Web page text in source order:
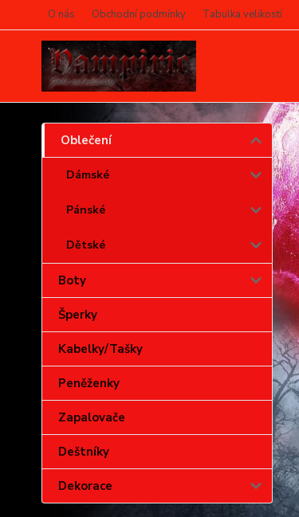
O nás Obchodní podmínky Tabulka velikostí
Oblečení
Dámské
Pánské
Dětské
Boty
Šperky
Kabelky/Tašky
Peněženky
Zapalovače
Deštníky
Dekorace